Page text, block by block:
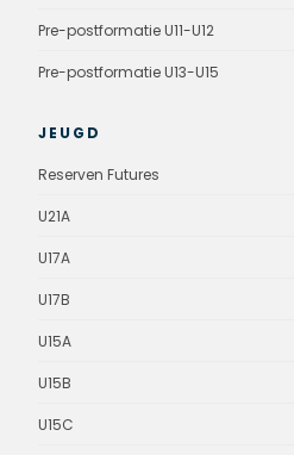
Pre-postformatie U11-U12
Pre-postformatie U13-U15
JEUGD
Reserven Futures
U21A
U17A
U17B
U15A
U15B
U15C